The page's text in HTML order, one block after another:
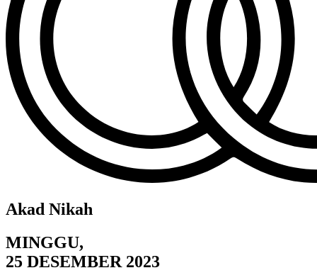
Akad Nikah
MINGGU,
25 DESEMBER 2023